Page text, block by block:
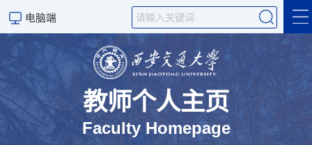
电脑端
首页
研究领域
教师个人主页
Faculty Homepage